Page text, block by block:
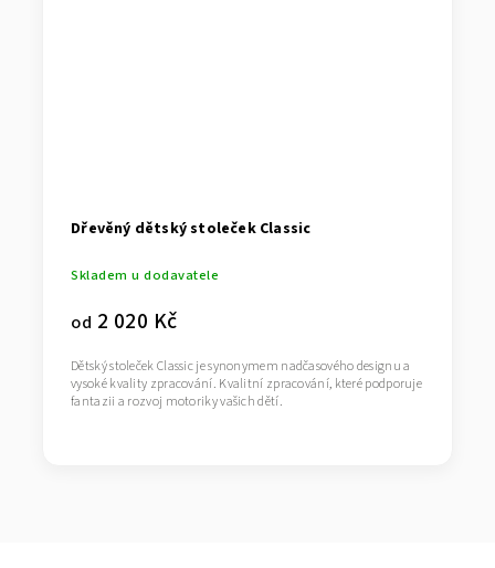
Dřevěný dětský stoleček Classic
Skladem u dodavatele
od 2 020 Kč
Dětský stoleček Classic je synonymem nadčasového designu a
vysoké kvality zpracování. Kvalitní zpracování, které podporuje
fantazii a rozvoj motoriky vašich dětí.